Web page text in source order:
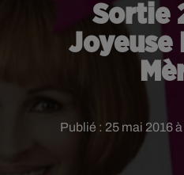
Sortie
Joyeuse
Publié : 25 mai 2016